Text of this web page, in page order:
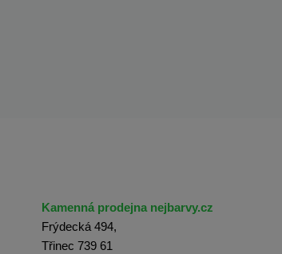
Kamenná prodejna nejbarvy.cz
Frýdecká 494,
Třinec 739 61